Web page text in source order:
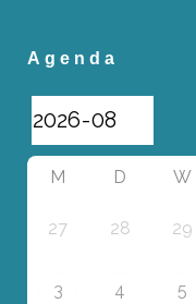
Agenda
M D W
27 28 29
3 4 5